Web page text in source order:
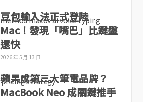
豆包輸入法正式登陸
Mac！發現「嘴巴」比鍵盤
還快
2026 年 5 月 13 日
蘋果成第三大筆電品牌？
MacBook Neo 成關鍵推手